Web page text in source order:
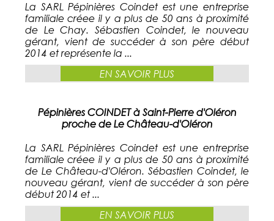
La SARL Pépinières Coindet est une entreprise
familiale créee il y a plus de 50 ans à proximité
de Le Chay. Sébastien Coindet, le nouveau
gérant, vient de succéder à son père début
2014 et représente la ...
EN SAVOIR PLUS
Pépinières COINDET à Saint-Pierre d'Oléron
proche de Le Château-d'Oléron
La SARL Pépinières Coindet est une entreprise
familiale créee il y a plus de 50 ans à proximité
de Le Château-d'Oléron. Sébastien Coindet, le
nouveau gérant, vient de succéder à son père
début 2014 et ...
EN SAVOIR PLUS